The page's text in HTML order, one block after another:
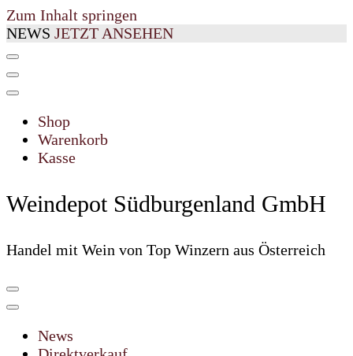
Zum Inhalt springen
NEWS JETZT ANSEHEN
Shop
Warenkorb
Kasse
Weindepot Südburgenland GmbH
Handel mit Wein von Top Winzern aus Österreich
News